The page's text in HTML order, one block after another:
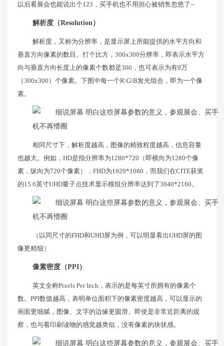
以后看展会也能说出个123，买手机也不用担心被销售忽悠了~
解析度（Resolution）
解析度，又称为分辨率，是显示屏上所能提供的水平方向和
垂直方向像素的数目。打个比方，300x300分辨率，即表示水平方
向与垂直方向长度上的像素个数都是300，也可表示为有9万
（300x300）个像素。下图中每一个R\G\B发光组合，即为一个像
素。
相同尺寸下，解析度越高，图像的精致程度越高，信息容量
也越大。例如，HD是指分辨率为1280*720（即横向为1280个像
素，纵向为720个像素），FHD为1920*1080，而我们在CITE获奖
的15.6英寸UHD量子点技术显示模组分辨率达到了3840*2160。
（以同尺寸的FHD和UHD屏为例，可以明显看出UHD屏的图
像更精细）
像素密度（PPI）
英文全称Pixels Per Inch，表示的是每英寸所拥有的像素个
数。PPI数值越高，表明单位面积下的像素密度越高，可以显示的
画面更细腻，图像、文字的边缘更圆滑。即使是非常近距离的观
察，也与看印刷读物的感觉越类似，没有像素的块状感。